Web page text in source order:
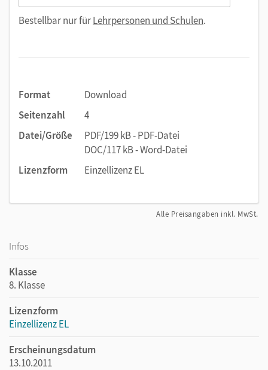
Bestellbar nur fürLehrpersonen und Schulen.
Format
Download
Seitenzahl
4
Datei/Größe
PDF/199 kB - PDF-Datei
DOC/117 kB - Word-Datei
Lizenzform
Einzellizenz EL
Alle Preisangaben inkl. MwSt.
Infos
Klasse
8. Klasse
Lizenzform
Einzellizenz EL
Erscheinungsdatum
13.10.2011